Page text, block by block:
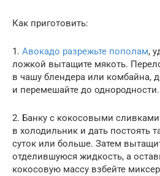
Как приготовить:
1. Авокадо разрежьте пополам,
ложкой вытащите мякоть.
в чашу блендера или комбайна,
и перемешайте до однородности.
2. Банку с кокосовыми сливками
в холодильник и дать постоять
суток или больше. Затем
отделившуюся жидкость, а
кокосовую массу взбейте